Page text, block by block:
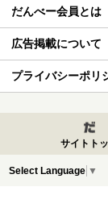
だんべー会員とは
広告掲載について
プライバシーポリ
サイトト
Select Language ▼